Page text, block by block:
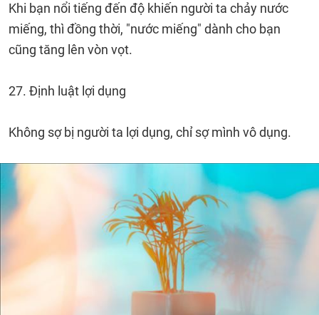
Khi bạn nổi tiếng đến độ khiến người ta chảy nước
miếng, thì đồng thời, "nước miếng" dành cho bạn
cũng tăng lên vòn vọt.
27. Định luật lợi dụng
Không sợ bị người ta lợi dụng, chỉ sợ mình vô dụng.